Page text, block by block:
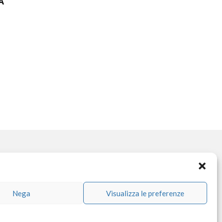
Nega Visualizza le preferenze